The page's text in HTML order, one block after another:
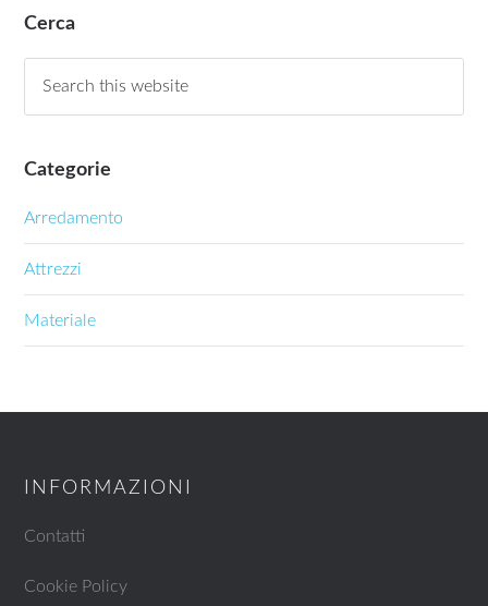
Cerca
Categorie
Arredamento
Attrezzi
Materiale
INFORMAZIONI
Contatti
Cookie Policy